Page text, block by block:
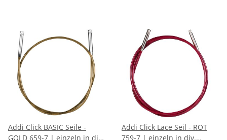
Addi Click BASIC Seile -
GOLD 659-7 | einzeln in div.
Addi Click Lace Seil - ROT
759-7 | einzeln in div.